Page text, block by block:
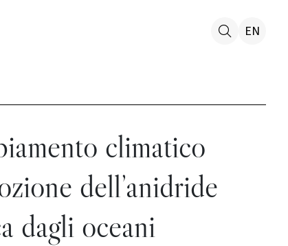
EN
climatico
dell’anidride
dagli oceani